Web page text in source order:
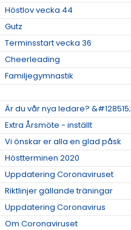
Höstlov vecka 44
Gutz
Terminsstart vecka 36
Cheerleading
Familjegymnastik
Är du vår nya ledare?
Extra Årsmöte - inställt
Vi önskar er alla en glad påsk
Höstterminen 2020
Uppdatering Coronaviruset
Riktlinjer gällande träningar
Uppdatering Coronavirus
Om Coronaviruset